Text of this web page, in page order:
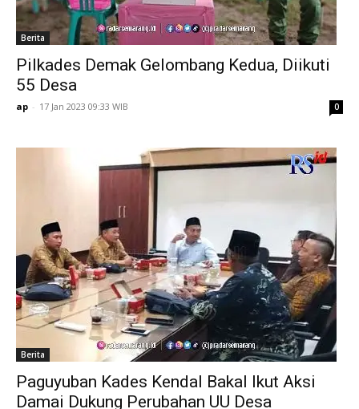
Berita
Pilkades Demak Gelombang Kedua, Diikuti
55 Desa
ap - 17 Jan 2023 09:33 WIB 0
Berita
Paguyuban Kades Kendal Bakal Ikut Aksi
Damai Dukung Perubahan UU Desa